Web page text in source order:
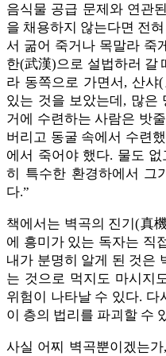
음식물 공급 문제와 연관
을 채용하지 않는다면 전
서 굶어 죽거나 목말라 죽
한(武漢)으로 설법하러 갈
라 동쪽으로 가면서, 산샤
있는 것을 보았는데, 많은
거에 수련하는 사람은 밧
버리고 동굴 속에서 수련
에서 죽어야 했다. 물도
히 특수한 환경하에서 그
다.”
책에서는 벽곡의 진기(真
에 흥미가 있는 독자는 직
내가 분명히 알게 된 것은
는 것으로 먹지도 마시지
위험이 나타날 수 있다.
이 층의 법리를 파괴할 수
사실 어찌 벽곡뿐이겠는